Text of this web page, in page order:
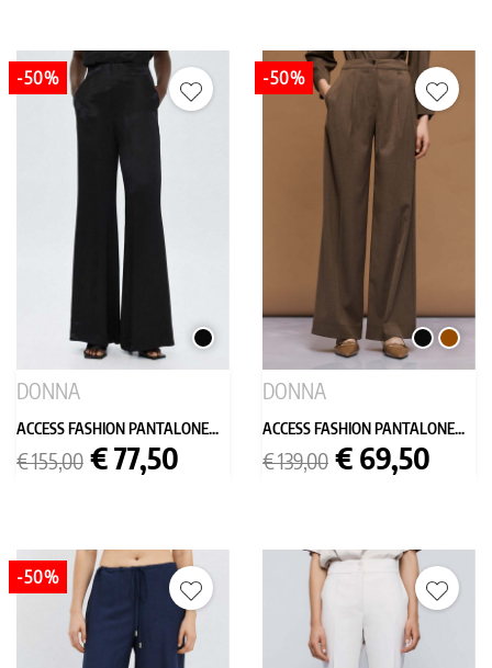
NERO
DONNA
ACCESS FASHION PANTALONE...
Prezzo
base
€ 155,00 Prezzo
€ 77,50
-50%
NERO
DONNA
ACCESS FASHION PANTALONE...
Prezzo
base
€ 139,00 Prezzo
€ 69,50
-50%
-50%